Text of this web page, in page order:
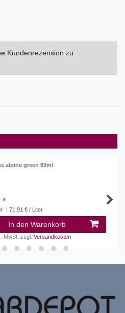
Kundenrezension zu
alpine green 89ml
*
| 71,91 € / Liter
In den Warenkorb
MwSt. zzgl.Versandkosten